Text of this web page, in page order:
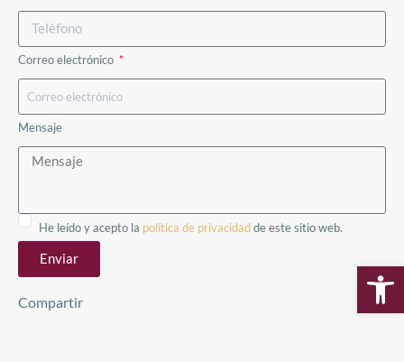
Correo electrónico
Mensaje
He leído y acepto la política de privacidadde este sitio web.
Enviar
Compartir